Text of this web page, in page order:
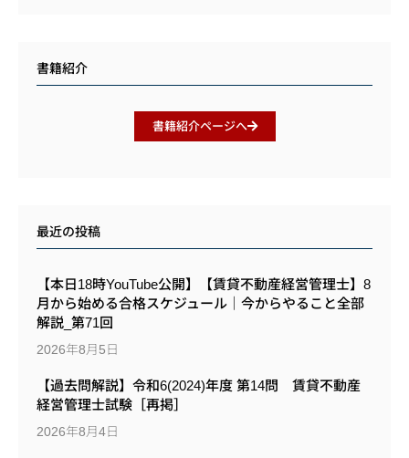
書籍紹介
書籍紹介ページへ
最近の投稿
【本日18時YouTube公開】【賃貸不動産経営管理士】8
月から始める合格スケジュール｜今からやること全部
解説_第71回
2026年8月5日
【過去問解説】令和6(2024)年度 第14問 賃貸不動産
経営管理士試験［再掲］
2026年8月4日